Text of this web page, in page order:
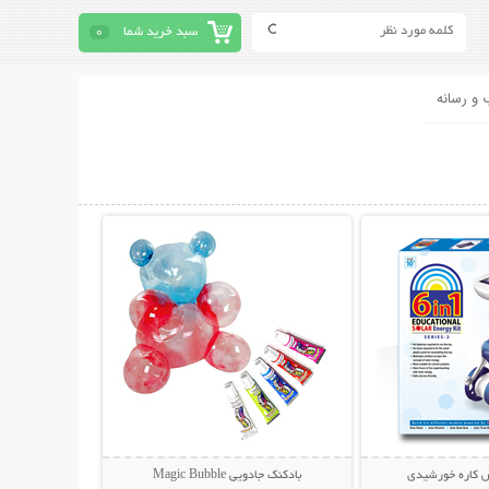
سبد خرید شما 0
و رسانه
کاره خورشیدی بادکنک جادویی Magic Bubble